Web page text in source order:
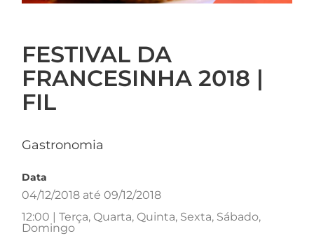
FESTIVAL DA
FRANCESINHA 2018 |
FIL
Gastronomia
Data
04/12/2018 até 09/12/2018
12:00 | Terça, Quarta, Quinta, Sexta, Sábado,
Domingo